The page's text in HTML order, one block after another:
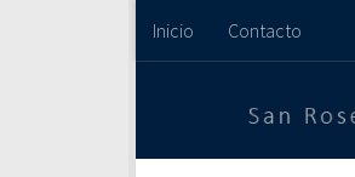
Saltar al contenido
Inicio Contacto